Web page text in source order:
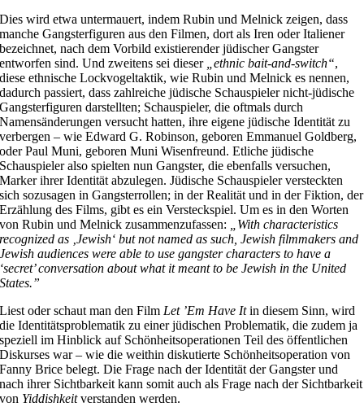
Dies wird etwa untermauert, indem Rubin und Melnick zeigen, dass
manche Gangsterfiguren aus den Filmen, dort als Iren oder Italiener
bezeichnet, nach dem Vorbild existierender jüdischer Gangster
entworfen sind. Und zweitens sei dieser
„ethnic bait-and-switch“,
diese ethnische Lockvogeltaktik, wie Rubin und Melnick es nennen,
dadurch passiert, dass zahlreiche jüdische Schauspieler nicht-jüdische
Gangsterfiguren darstellten; Schauspieler, die oftmals durch
Namensänderungen versucht hatten, ihre eigene jüdische Identität zu
verbergen – wie Edward G. Robinson, geboren Emmanuel Goldberg,
oder Paul Muni, geboren Muni Wisenfreund. Etliche jüdische
Schauspieler also spielten nun Gangster, die ebenfalls versuchen,
Marker ihrer Identität abzulegen. Jüdische Schauspieler versteckten
sich sozusagen in Gangsterrollen; in der Realität und in der Fiktion, der
Erzählung des Films, gibt es ein Versteckspiel. Um es in den Worten
von Rubin und Melnick zusammenzufassen:
With characteristics
recognized as ‚Jewish‘ but not named as such, Jewish filmmakers and
Jewish audiences were able to use gangster characters to have a
‘secret’ conversation about what it meant to be Jewish in the United
States.”
Liest oder schaut man den Film Let ʼEm Have Itin diesem Sinn, wird
die Identitätsproblematik zu einer jüdischen Problematik, die zudem ja
speziell im Hinblick auf Schönheitsoperationen Teil des öffentlichen
Diskurses war – wie die weithin diskutierte Schönheitsoperation von
Fanny Brice belegt. Die Frage nach der Identität der Gangster und
nach ihrer Sichtbarkeit kann somit auch als Frage nach der Sichtbarkeit
von Yiddishkeitverstanden werden.